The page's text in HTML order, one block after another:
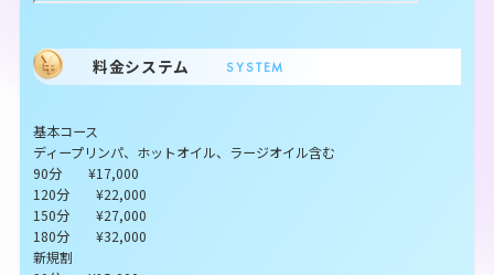
料金システム SYSTEM
基本コース
ディープリンパ、ホットオイル、ラージオイル含む
90分 ¥17,000
120分 ¥22,000
150分 ¥27,000
180分 ¥32,000
新規割